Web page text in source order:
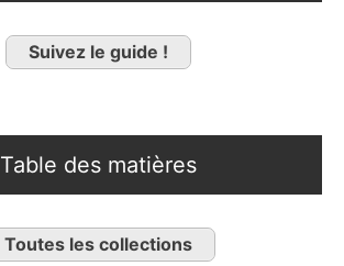
Suivez le guide !
Table des matières
Toutes les collections